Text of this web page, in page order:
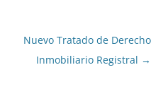
Nuevo Tratado de Derecho
Inmobiliario Registral →